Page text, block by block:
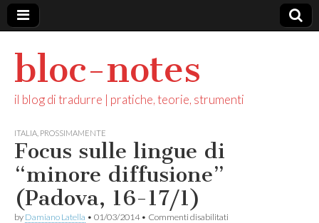
bloc-notes
il blog di tradurre | pratiche, teorie, strumenti
ITALIA PROSSIMAMENTE
Focus sulle lingue di
“minore diffusione”
(Padova, 16-17/1)
by Damiano Latella • 01/03/2014• Commenti disabilitati